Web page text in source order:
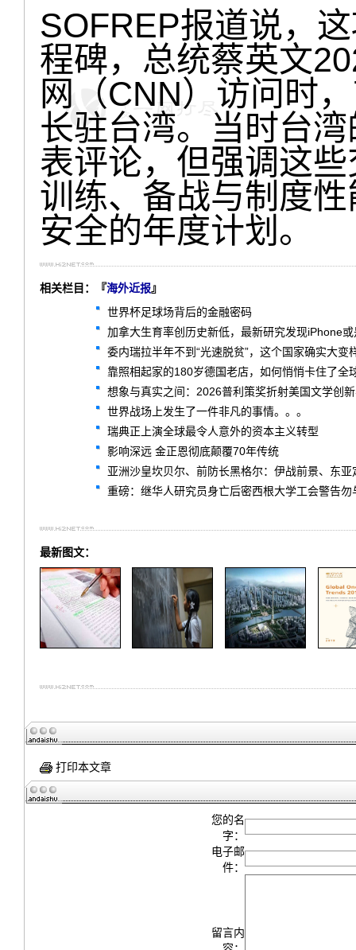
SOFREP报道说，
程碑，总统蔡英文
网（CNN）访问时
长驻台湾。当时台
表评论，但强调这
训练、备战与制度
安全的年度计划。
相关栏目：『海外近报』
世界杯足球场背后的金融密码
加拿大生育率创历史新低，最新研究发现iPhone
委内瑞拉半年不到“光速脱贫”，这个国家确实大变
靠照相起家的180岁德国老店，如何悄悄卡住了全
想象与真实之间：2026普利策奖折射美国文学创
世界战场上发生了一件非凡的事情。。。
瑞典正上演全球最令人意外的资本主义转型
影响深远 金正恩彻底颠覆70年传统
亚洲沙皇坎贝尔、前防长黑格尔：伊战前景、东亚
重磅：继华人研究员身亡后密西根大学工会警告勿
最新图文：
打印本文章
您的名
字：
电子邮
件：
留言内